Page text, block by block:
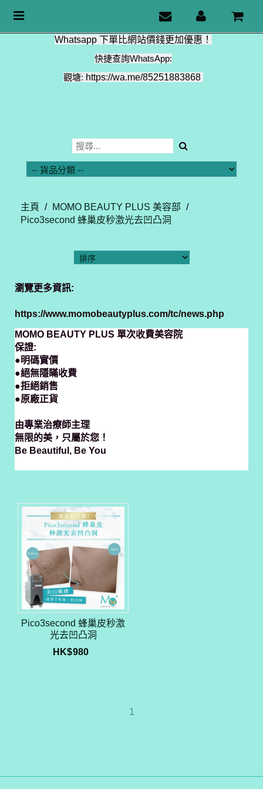
Whatsapp 下單比網站價錢更加優惠！
快捷查詢WhatsApp:
觀塘: https://wa.me/85251883868
Toggle
主頁 / MOMO BEAUTY PLUS 美容部 /
Pico3second 蜂巢皮秒激光去凹凸洞
瀏覽更多資訊:
https://www.momobeautyplus.com/tc/news.php
MOMO BEAUTY PLUS 單次收費美容院
保證:
●明碼實價
●絕無隱瞞收費
●拒絕銷售
●原廠正貨
由專業治療師主理
無限的美，只屬於您！
Be Beautiful, Be You
Pico3second 蜂巢皮秒激
光去凹凸洞
HK$980
1